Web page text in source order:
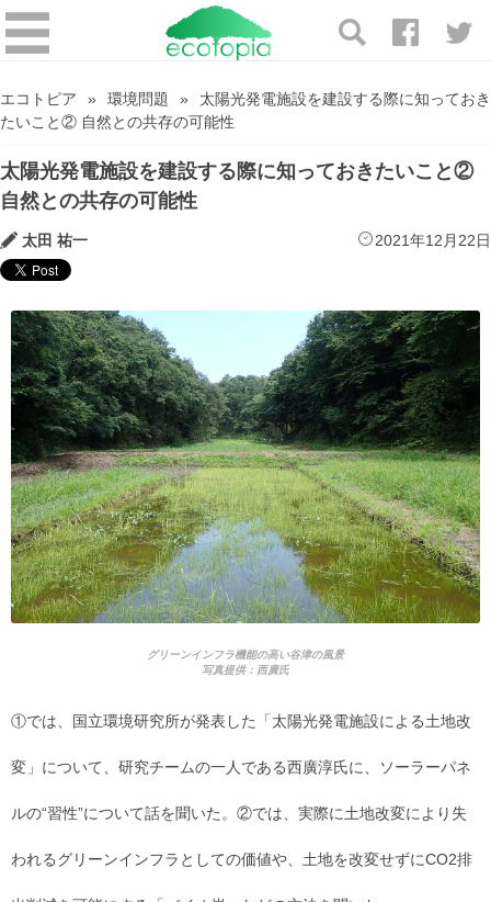
エコトピア 環境問題
太陽光発電施設を建設する際に知っておき
たいこと② 自然との共存の可能性
太陽光発電施設を建設する際に知っておきたいこと②
自然との共存の可能性
太田 祐一 2021年12月22日
グリーンインフラ機能の高い谷津の風景
写真提供：西廣氏
①では、国立環境研究所が発表した「太陽光発電施設による土地改
変」について、研究チームの一人である西廣淳氏に、ソーラーパネ
ルの“習性”について話を聞いた。②では、実際に土地改変により失
われるグリーンインフラとしての価値や、土地を改変せずにCO2排